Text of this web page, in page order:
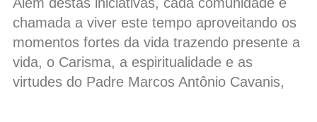
chamada a viver este tempo aproveitando os
momentos fortes da vida trazendo presente a
vida, o Carisma, a espiritualidade e as
virtudes do Padre Marcos Antônio Cavanis,